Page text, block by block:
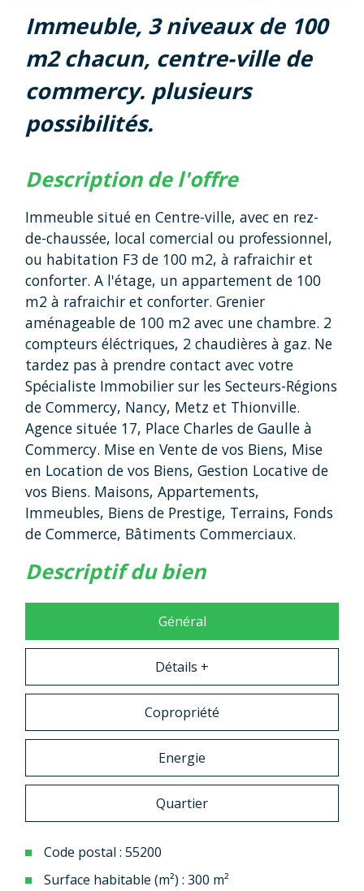
immeuble, 3 niveaux de 100
m2 chacun, centre-ville de
commercy. plusieurs
possibilités.
description de l'offre
Immeuble situé en Centre-ville, avec en rez-
de-chaussée, local comercial ou professionnel,
ou habitation F3 de 100 m2, à rafraichir et
conforter. A l'étage, un appartement de 100
m2 à rafraichir et conforter. Grenier
aménageable de 100 m2 avec une chambre. 2
compteurs éléctriques, 2 chaudières à gaz. Ne
tardez pas à prendre contact avec votre
Spécialiste Immobilier sur les Secteurs-Régions
de Commercy, Nancy, Metz et Thionville.
Agence située 17, Place Charles de Gaulle à
Commercy. Mise en Vente de vos Biens, Mise
en Location de vos Biens, Gestion Locative de
vos Biens. Maisons, Appartements,
Immeubles, Biens de Prestige, Terrains, Fonds
de Commerce, Bâtiments Commerciaux.
descriptif du bien
Général
Détails +
Copropriété
Energie
Quartier
Code postal : 55200
Surface habitable (m²) : 300 m²